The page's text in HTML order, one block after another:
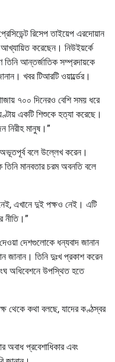
রিসেপ তাইয়েপ এরদোয়ান
করেছেন। নিউইয়র্কে
তিনি আন্তর্জাতিক সম্প্রদায়কে
খবর টিআরটি ওয়ার্ল্ডের।
৭০০ দিনেরও বেশি সময় ধরে
একটি শিশুকে হত্যা করেছে।
নিরীহ মানুষ।”
অভূতপূর্ব বলে উল্লেখ করেন।
মানবতার চরম অবনতি বলে
এখানে দুই পক্ষও নেই। এটি
নীতি।”
দেশগুলোকে ধন্যবাদ জানান
জানান। তিনি দুঃখ প্রকাশ করেন
অধিবেশনে উপস্থিত হতে
থেকে কথা বলছে, যাদের কণ্ঠস্বর
অবাধ প্রবেশাধিকার এবং